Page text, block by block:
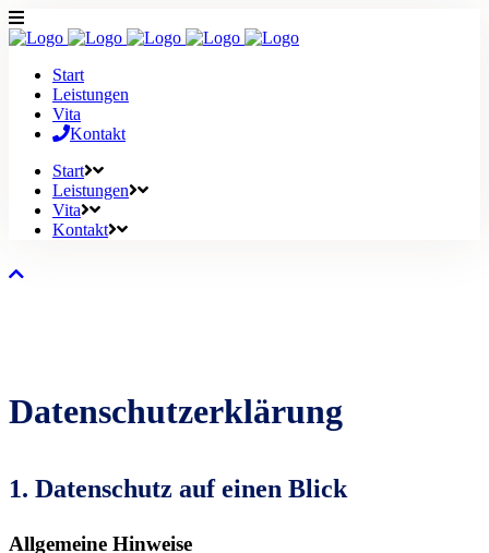
Start
Leistungen
Vita
Kontakt
Start
Leistungen
Vita
Kontakt
Datenschutz­erklärung
1. Datenschutz auf einen Blick
Allgemeine Hinweise